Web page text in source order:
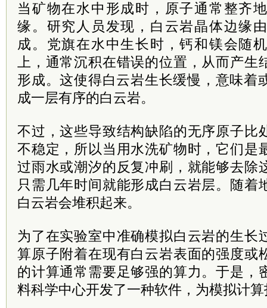
当矿物在水中形成时，原子通常整齐
缘。研究人员发现，白云岩晶体边缘
成。党旗在水中生长时，钙和镁会随
上，通常沉积在错误的位置，从而产生
形成。这使得白云岩生长缓慢，意味着
成一层有序的白云岩。
不过，这些导致结构缺陷的无序原子比
不稳定，所以当用水洗矿物时，它们是
过雨水或潮汐的反复冲刷，就能够去除
只需几年时间就能形成白云岩层。随着
白云岩会堆积起来。
为了在实验室中准确模拟白云岩的生长
算原子附着在现有白云岩表面的强度或
的计算通常需要足够强的算力。于是，
料科学中心开发了一种软件，为模拟计